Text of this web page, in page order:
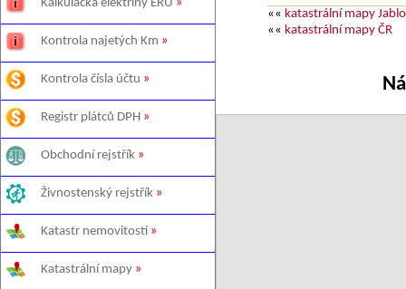
Kalkulačka elektřiny ERÚ »
Kontrola najetých Km »
Kontrola čísla účtu »
Registr plátců DPH »
Obchodní rejstřík »
Živnostenský rejstřík »
Katastr nemovitostí »
Katastrální mapy »
«« katastrální mapy
«« katastrální mapy ČR